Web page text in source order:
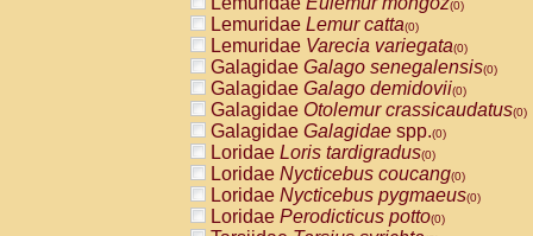
(0)
AtelidaeAlouatta seniculus
AtelidaeAlouattaspp.(0)
AtelidaeAteles belzebuth(0)
AtelidaeAteles geoffroyi(0)
AtelidaeAteles paniscus(0)
AtelidaeAtelesspp.(0)
Atelidae Lagothrix lagothricha
AtelidaeLagothrix lagothricha cana
PitheciidaeCacajao calvus
PitheciidaeCallicebus cupreus
(0)
Lemuridae Lemur catta(0)
Lemuridae Varecia variegata(0)
Galagidae Galago senegalensis(0)
Galagidae Galago demidovii(0)
Galagidae Otolemur crassicaudatus(0)
Galagidae Galagidae spp.(0)
Loridae Loris tardigradus(0)
Loridae Nycticebus coucang(0)
Loridae Nycticebus pygmaeus(0)
Loridae Perodicticus potto(0)